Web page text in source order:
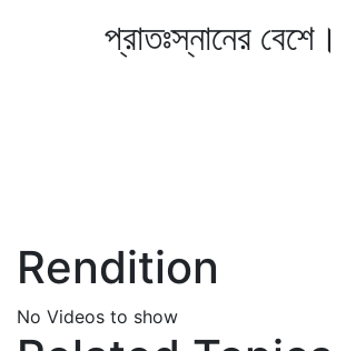
প্রাতঃস্নানের বেশে।
Rendition
No Videos to show